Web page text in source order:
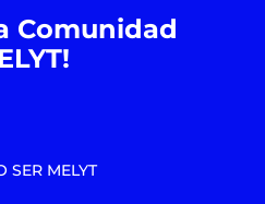
Comunidad
SER MELYT